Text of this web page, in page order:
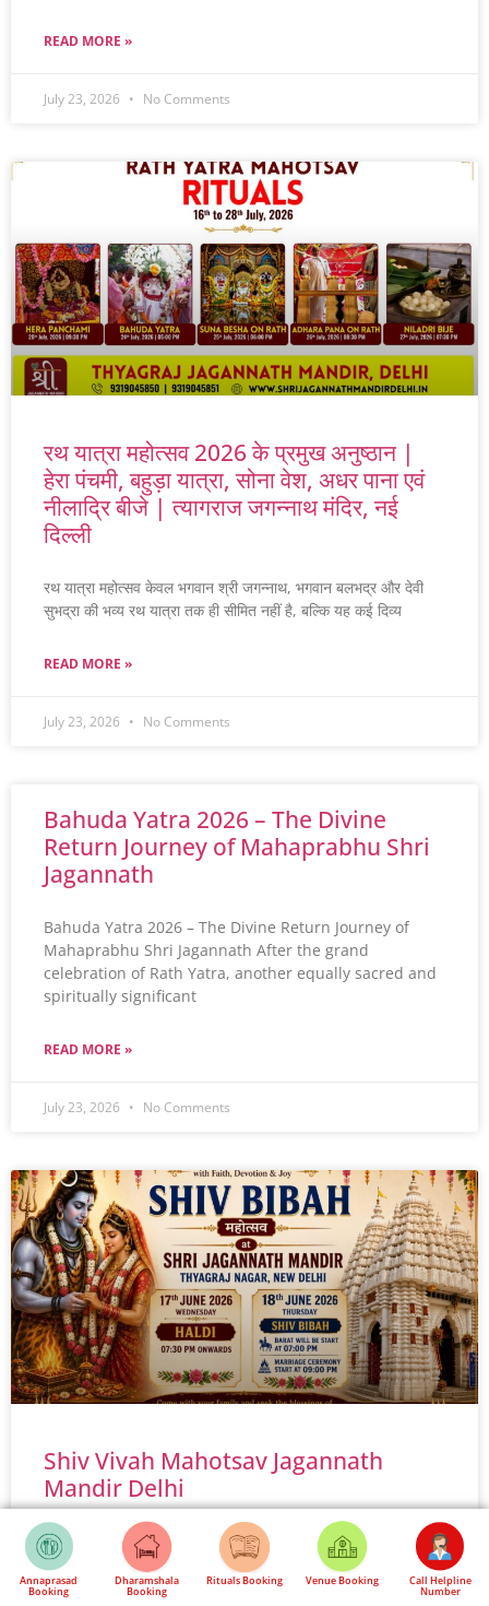
READ MORE »
July 23, 2026 No Comments
रथ यात्रा महोत्सव 2026 के प्रमुख अनुष्ठान |
हेरा पंचमी, बहुड़ा यात्रा, सोना वेश, अधर पाना एवं
नीलाद्रि बीजे | त्यागराज जगन्नाथ मंदिर, नई
दिल्ली
रथ यात्रा महोत्सव केवल भगवान श्री जगन्नाथ, भगवान बलभद्र और देवी
सुभद्रा की भव्य रथ यात्रा तक ही सीमित नहीं है, बल्कि यह कई दिव्य
READ MORE »
July 23, 2026 No Comments
Bahuda Yatra 2026 – The Divine
Return Journey of Mahaprabhu Shri
Jagannath
Bahuda Yatra 2026 – The Divine Return Journey of
Mahaprabhu Shri Jagannath After the grand
celebration of Rath Yatra, another equally sacred and
spiritually significant
READ MORE »
July 23, 2026 No Comments
Shiv Vivah Mahotsav Jagannath
Mandir Delhi
🕉️ शिव विवाह महोत्सव 2026 श्री जगन्नाथ मंदिर, त्यागराज नगर, नई
दिल्ली में भगवान शिव और माता पार्वती के दिव्य विवाह का भव्य उत्सव भारत
Annaprasad
Booking
Dharamshala
Booking
Rituals Booking Venue Booking Call Helpline
Number